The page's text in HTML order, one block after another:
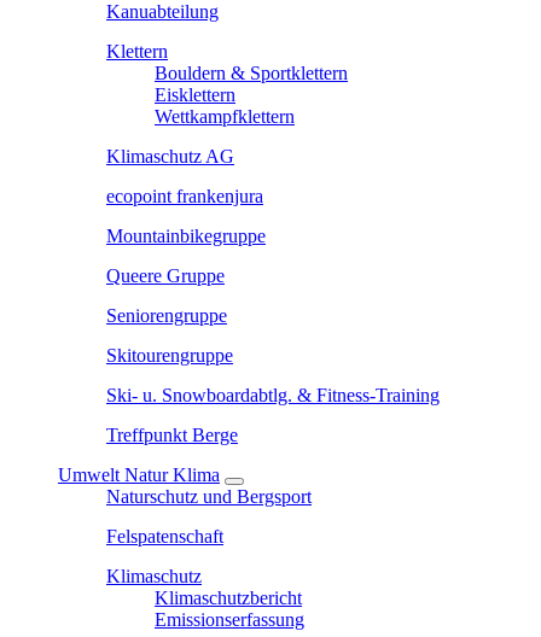
Kanuabteilung
Klettern
Bouldern & Sportklettern
Eisklettern
Wettkampfklettern
Klimaschutz AG
ecopoint frankenjura
Mountainbikegruppe
Queere Gruppe
Seniorengruppe
Skitourengruppe
Ski- u. Snowboardabtlg. & Fitness-Training
Treffpunkt Berge
Umwelt Natur Klima
Naturschutz und Bergsport
Felspatenschaft
Klimaschutz
Klimaschutzbericht
Emissionserfassung